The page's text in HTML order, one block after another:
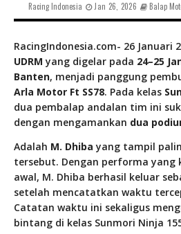
Racing Indonesia Jan 26, 2026 Balap
RacingIndonesia.com- 26 Januari
UDRM yang digelar pada 24–25
Banten, menjadi panggung
Arla Motor Ft SS78. Pada kelas
dua pembalap andalan tim ini
dengan mengamankan dua
Adalah M. Dhiba yang tampil
tersebut. Dengan performa yang
awal, M. Dhiba berhasil keluar
setelah mencatatkan waktu
Catatan waktu ini sekaligus
bintang di kelas Sunmori Ninja